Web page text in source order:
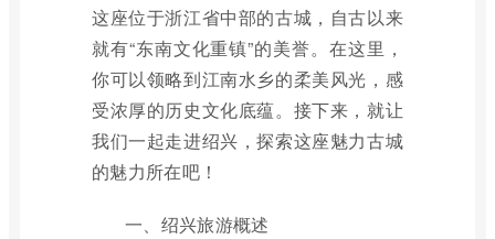
这座位于浙江省中部的古城，自古以来
就有“东南文化重镇”的美誉。在这里，
你可以领略到江南水乡的柔美风光，感
受浓厚的历史文化底蕴。接下来，就让
我们一起走进绍兴，探索这座魅力古城
的魅力所在吧！
一、绍兴旅游概述